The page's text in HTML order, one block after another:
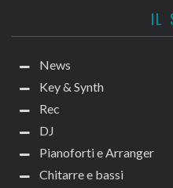
IL
News
Key & Synth
Rec
DJ
Pianoforti e Arranger
Chitarre e bassi